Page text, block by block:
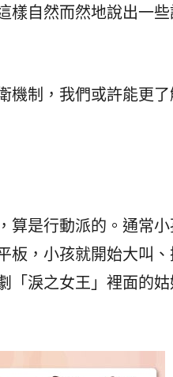
樣自然而然地說出一
機制，我們或許能更
算是行動派的。通常
板，小孩就開始大叫
「淚之女王」裡面的